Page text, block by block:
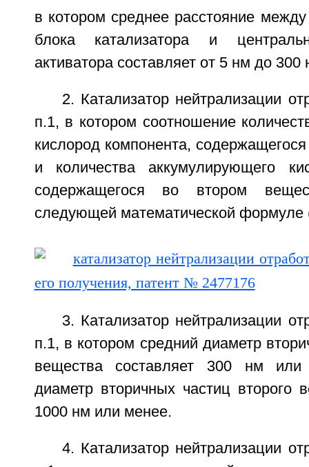
в котором среднее расстояние
блока катализатора и
активатора составляет от 5 нм до 300
2. Катализатор нейтрализации
п.1, в котором соотношение
кислород компонента,
и количества аккумулирующего
содержащегося во втором
следующей математической формуле
3. Катализатор нейтрализации
п.1, в котором средний диаметр
вещества составляет 300 нм
диаметр вторичных частиц второго
1000 нм или менее.
4. Катализатор нейтрализации